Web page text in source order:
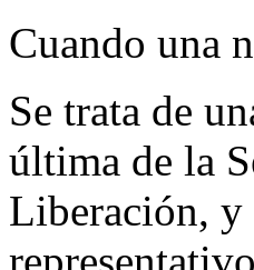
Cuando una
Se trata de
última de la
Liberación, y